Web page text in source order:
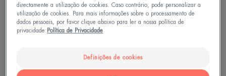
Extremidades delicadas
directamente a utilização de cookies. Caso contrário, pode personalizar a
utilização de cookies. Para mais informações sobre o processamento de
dados pessoais, por favor clique abaixo para ler a nossa política de
privacidade: Política de Privacidade
Definições de cookies